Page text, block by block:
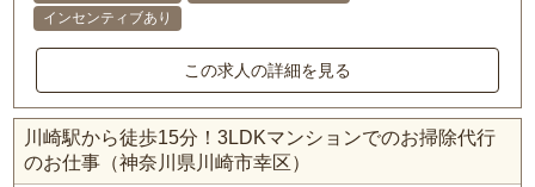
インセンティブあり
この求人の詳細を見る
川崎駅から徒歩15分！3LDKマンションでのお掃除代行
のお仕事（神奈川県川崎市幸区）